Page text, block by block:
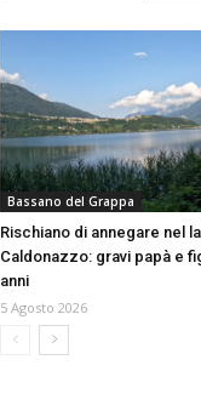
Bassano del Grappa
Rischiano di annegare nel
Caldonazzo: gravi papà e
anni
5 Agosto 2026